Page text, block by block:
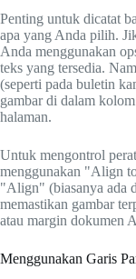
Penting untuk dicatat
apa yang Anda pilih.
Anda menggunakan
teks yang tersedia.
(seperti pada buletin
gambar di dalam
halaman.
Untuk mengontrol
menggunakan "Align
"Align" (biasanya ada
memastikan gambar
atau margin dokumen
Menggunakan Garis